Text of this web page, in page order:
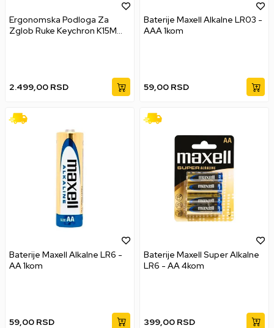
Ergonomska Podloga Za
Zglob Ruke Keychron K15M
2.499,00 RSD
Baterije Maxell Alkalne LR03 -
AAA 1kom
59,00 RSD
Baterije Maxell Alkalne LR6 -
AA 1kom
59,00 RSD
Baterije Maxell Super Alkalne
LR6 - AA 4kom
399,00 RSD